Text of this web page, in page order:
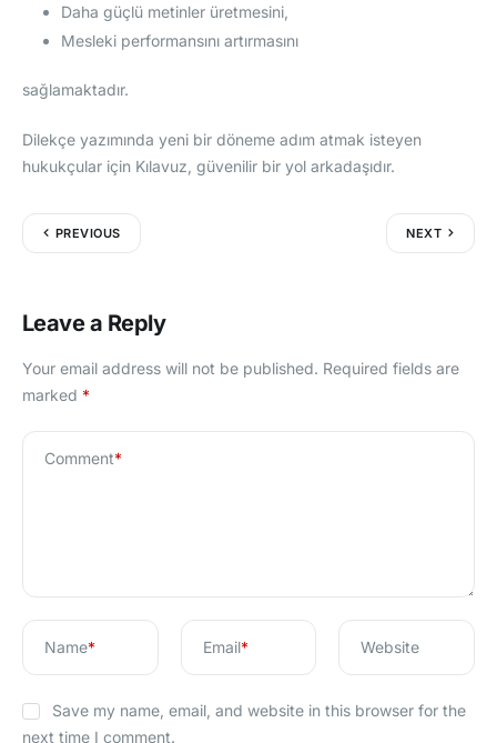
Daha güçlü metinler üretmesini,
Mesleki performansını artırmasını
sağlamaktadır.
Dilekçe yazımında yeni bir döneme adım atmak isteyen
hukukçular için Kılavuz, güvenilir bir yol arkadaşıdır.
PREVIOUS NEXT
Leave a Reply
Your email address will not be published. Required fields are
marked *
Comment*
Name* Email* Website
Save my name, email, and website in this browser for the
next time I comment.